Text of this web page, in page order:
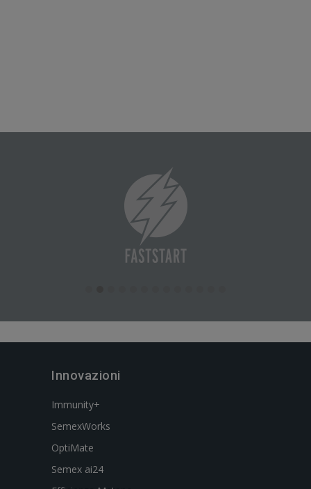
Innovazioni
Immunity+
SemexWorks
OptiMate
Semex ai24